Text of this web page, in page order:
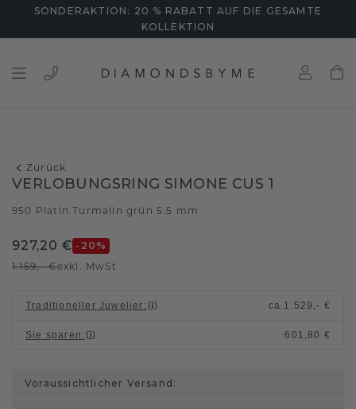
SONDERAKTION: 20 % RABATT AUF DIE GESAMTE
KOLLEKTION
Zurück
VERLOBUNGSRING SIMONE CUS 1
950 Platin Turmalin grün 5.5 mm
927,20 € -20 %
1.159,- €exkl. MwSt
Traditioneller Juwelier : ca. 1.529,- €
Sie sparen : 601,80 €
Voraussichtlicher Versand: